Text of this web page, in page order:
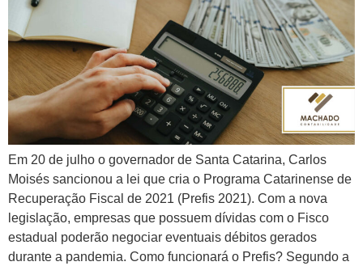
Em 20 de julho o governador de Santa Catarina, Carlos
Moisés sancionou a lei que cria o Programa Catarinense de
Recuperação Fiscal de 2021 (Prefis 2021). Com a nova
legislação, empresas que possuem dívidas com o Fisco
estadual poderão negociar eventuais débitos gerados
durante a pandemia. Como funcionará o Prefis? Segundo a